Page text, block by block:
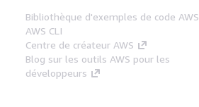
Bibliothèque d'exemples de code AWS
AWS CLI
Centre de créateur AWS
Blog sur les outils AWS pour les
développeurs